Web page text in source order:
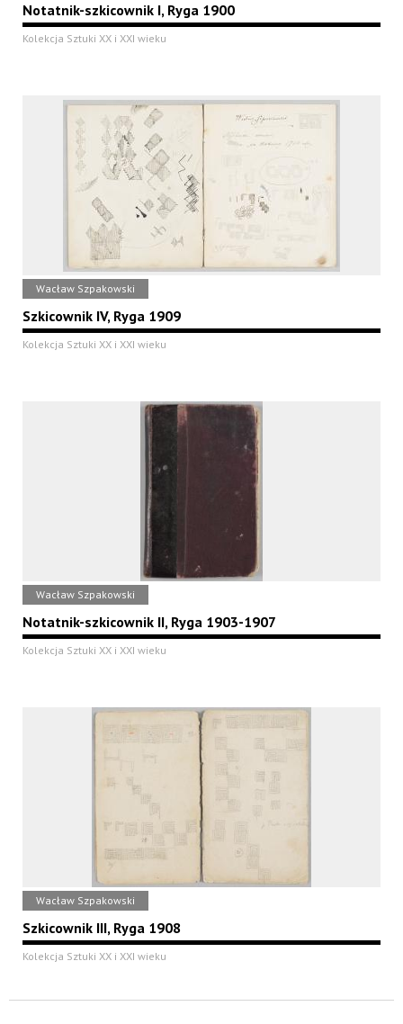
Notatnik-szkicownik I, Ryga 1900
Kolekcja Sztuki XX i XXI wieku
Wacław Szpakowski
Szkicownik IV, Ryga 1909
Kolekcja Sztuki XX i XXI wieku
Wacław Szpakowski
Notatnik-szkicownik II, Ryga 1903-1907
Kolekcja Sztuki XX i XXI wieku
Wacław Szpakowski
Szkicownik III, Ryga 1908
Kolekcja Sztuki XX i XXI wieku